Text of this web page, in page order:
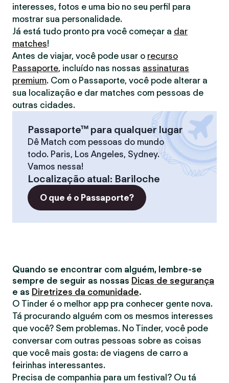
interesses, fotos e uma bio no seu perfil para
mostrar sua personalidade.
Já está tudo pronto pra você começar a dar
matches!
Antes de viajar, você pode usar o recurso
Passaporte, incluído nas nossas assinaturas
premium. Com o Passaporte, você pode alterar a
sua localização e dar matches com pessoas de
outras cidades.
Passaporte™ para qualquer lugar
Dê Match com pessoas do mundo
todo. Paris, Los Angeles, Sydney.
Vamos nessa!
Localização atual: Bariloche
O que é o Passaporte?
Quando se encontrar com alguém, lembre-se
sempre de seguir as nossas Dicas de segurança
e as Diretrizes da comunidade.
O Tinder é o melhor app pra conhecer gente nova.
Tá procurando alguém com os mesmos interesses
que você? Sem problemas. No Tinder, você pode
conversar com outras pessoas sobre as coisas
que você mais gosta: de viagens de carro a
feirinhas interessantes.
Precisa de companhia para um festival? Ou tá